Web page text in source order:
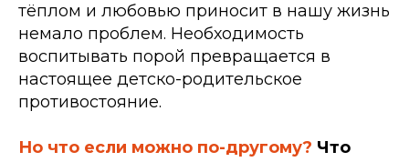
тёплом и любовью приносит в нашу жизнь
немало проблем. Необходимость
воспитывать порой превращается в
настоящее детско-родительское
противостояние.
Но что если можно по-другому? Что